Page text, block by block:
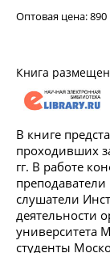
Оптовая цена:890
Книга
В книге
проходивших
гг. В работе
слушатели
деятельности
университета
студенты